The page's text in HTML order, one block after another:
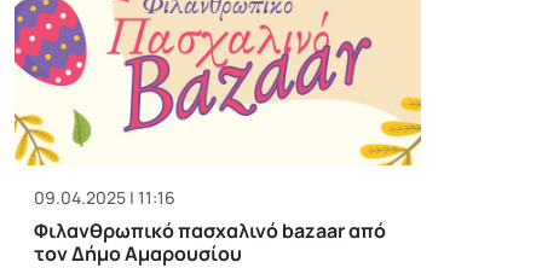
09.04.2025 | 11:16
Φιλανθρωπικό πασχαλινό bazaar από
τον Δήμο Αμαρουσίου